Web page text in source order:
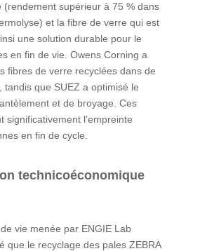
(rendement supérieur à 75 % dans
et la fibre de verre qui est
une solution durable pour le
en fin de vie. Owens Corning a
fibres de verre recyclées dans de
tandis que SUEZ a optimisé le
et de broyage. Ces
significativement l’empreinte
en fin de cycle.
technicoéconomique
vie menée par ENGIE Lab
que le recyclage des pales ZEBRA